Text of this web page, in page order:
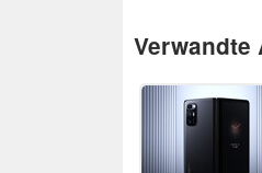
Verwandte